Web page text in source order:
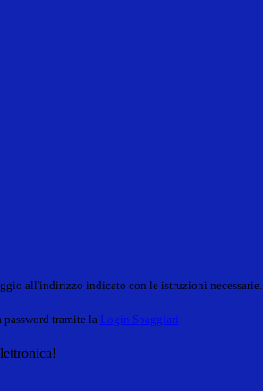
all'indirizzo indicato con le istruzioni necessarie.
tramite la Login Spaggiari